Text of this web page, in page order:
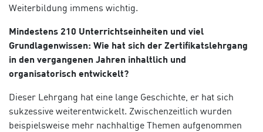
Weiterbildung immens wichtig.
Mindestens 210 Unterrichtseinheiten und viel
Grundlagenwissen: Wie hat sich der Zertifikatslehrgang
in den vergangenen Jahren inhaltlich und
organisatorisch entwickelt?
Dieser Lehrgang hat eine lange Geschichte, er hat sich
sukzessive weiterentwickelt. Zwischenzeitlich wurden
beispielsweise mehr nachhaltige Themen aufgenommen